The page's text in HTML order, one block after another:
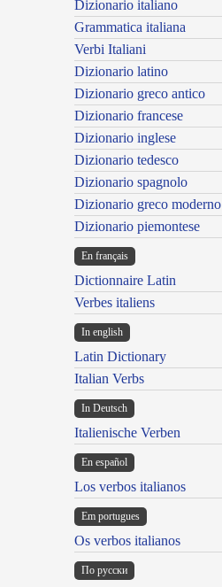
Dizionario italiano
Grammatica italiana
Verbi Italiani
Dizionario latino
Dizionario greco antico
Dizionario francese
Dizionario inglese
Dizionario tedesco
Dizionario spagnolo
Dizionario greco moderno
Dizionario piemontese
En français
Dictionnaire Latin
Verbes italiens
In english
Latin Dictionary
Italian Verbs
In Deutsch
Italienische Verben
En español
Los verbos italianos
Em portugues
Os verbos italianos
По русски